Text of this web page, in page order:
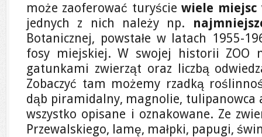
może zaoferować turyściewiele miejsc
jednych z nich należy np.
Botanicznej, powstałe w latach 1955-
fosy miejskiej. W swojej historii ZOO
gatunkami zwierząt oraz liczbą
Zobaczyć tam możemy rzadką
dąb piramidalny, magnolie, tulipanowca
wszystko opisane i oznakowane. Ze
Przewalskiego, lamę, małpki, papugi,